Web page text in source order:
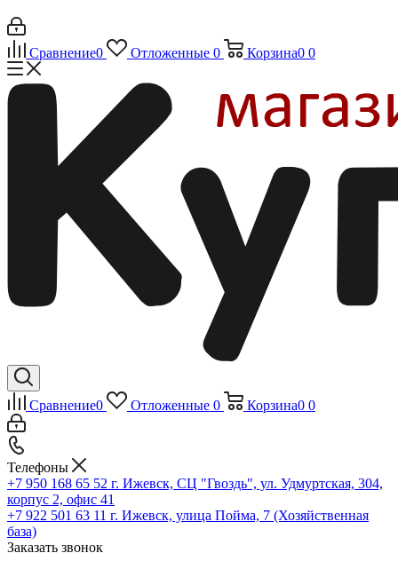
Сравнение0 Отложенные 0 Корзина0 0
Сравнение0 Отложенные 0 Корзина0 0
Телефоны
+7 950 168 65 52 г. Ижевск, СЦ "Гвоздь", ул. Удмуртская, 304,
корпус 2, офис 41
+7 922 501 63 11 г. Ижевск, улица Пойма, 7 (Хозяйственная
база)
Заказать звонок